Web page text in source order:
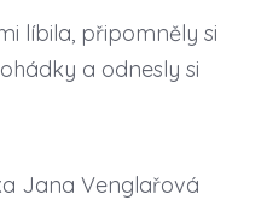
líbila, připomněly si
a odnesly si
Jana Venglařová